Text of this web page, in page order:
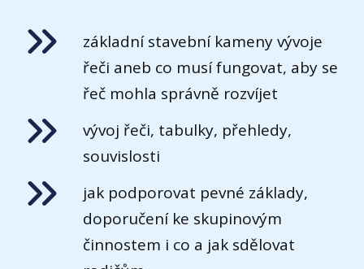
základní stavební kameny vývoje
řeči aneb co musí fungovat, aby se
řeč mohla správně rozvíjet
vývoj řeči, tabulky, přehledy,
souvislosti
jak podporovat pevné základy,
doporučení ke skupinovým
činnostem i co a jak sdělovat